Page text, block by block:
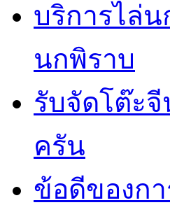
บริการไล่
นกพิราบ
รับจัดโต๊ะ
ครัน
ข้อดีของก